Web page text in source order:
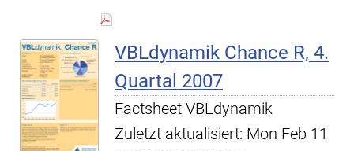
VBLdynamik Chance R, 4.
Quartal 2007
Factsheet VBLdynamik
Zuletzt aktualisiert: Mon Feb 11